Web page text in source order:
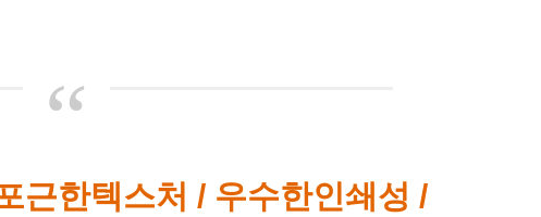
“
근한텍스처 / 우수한인쇄성 /